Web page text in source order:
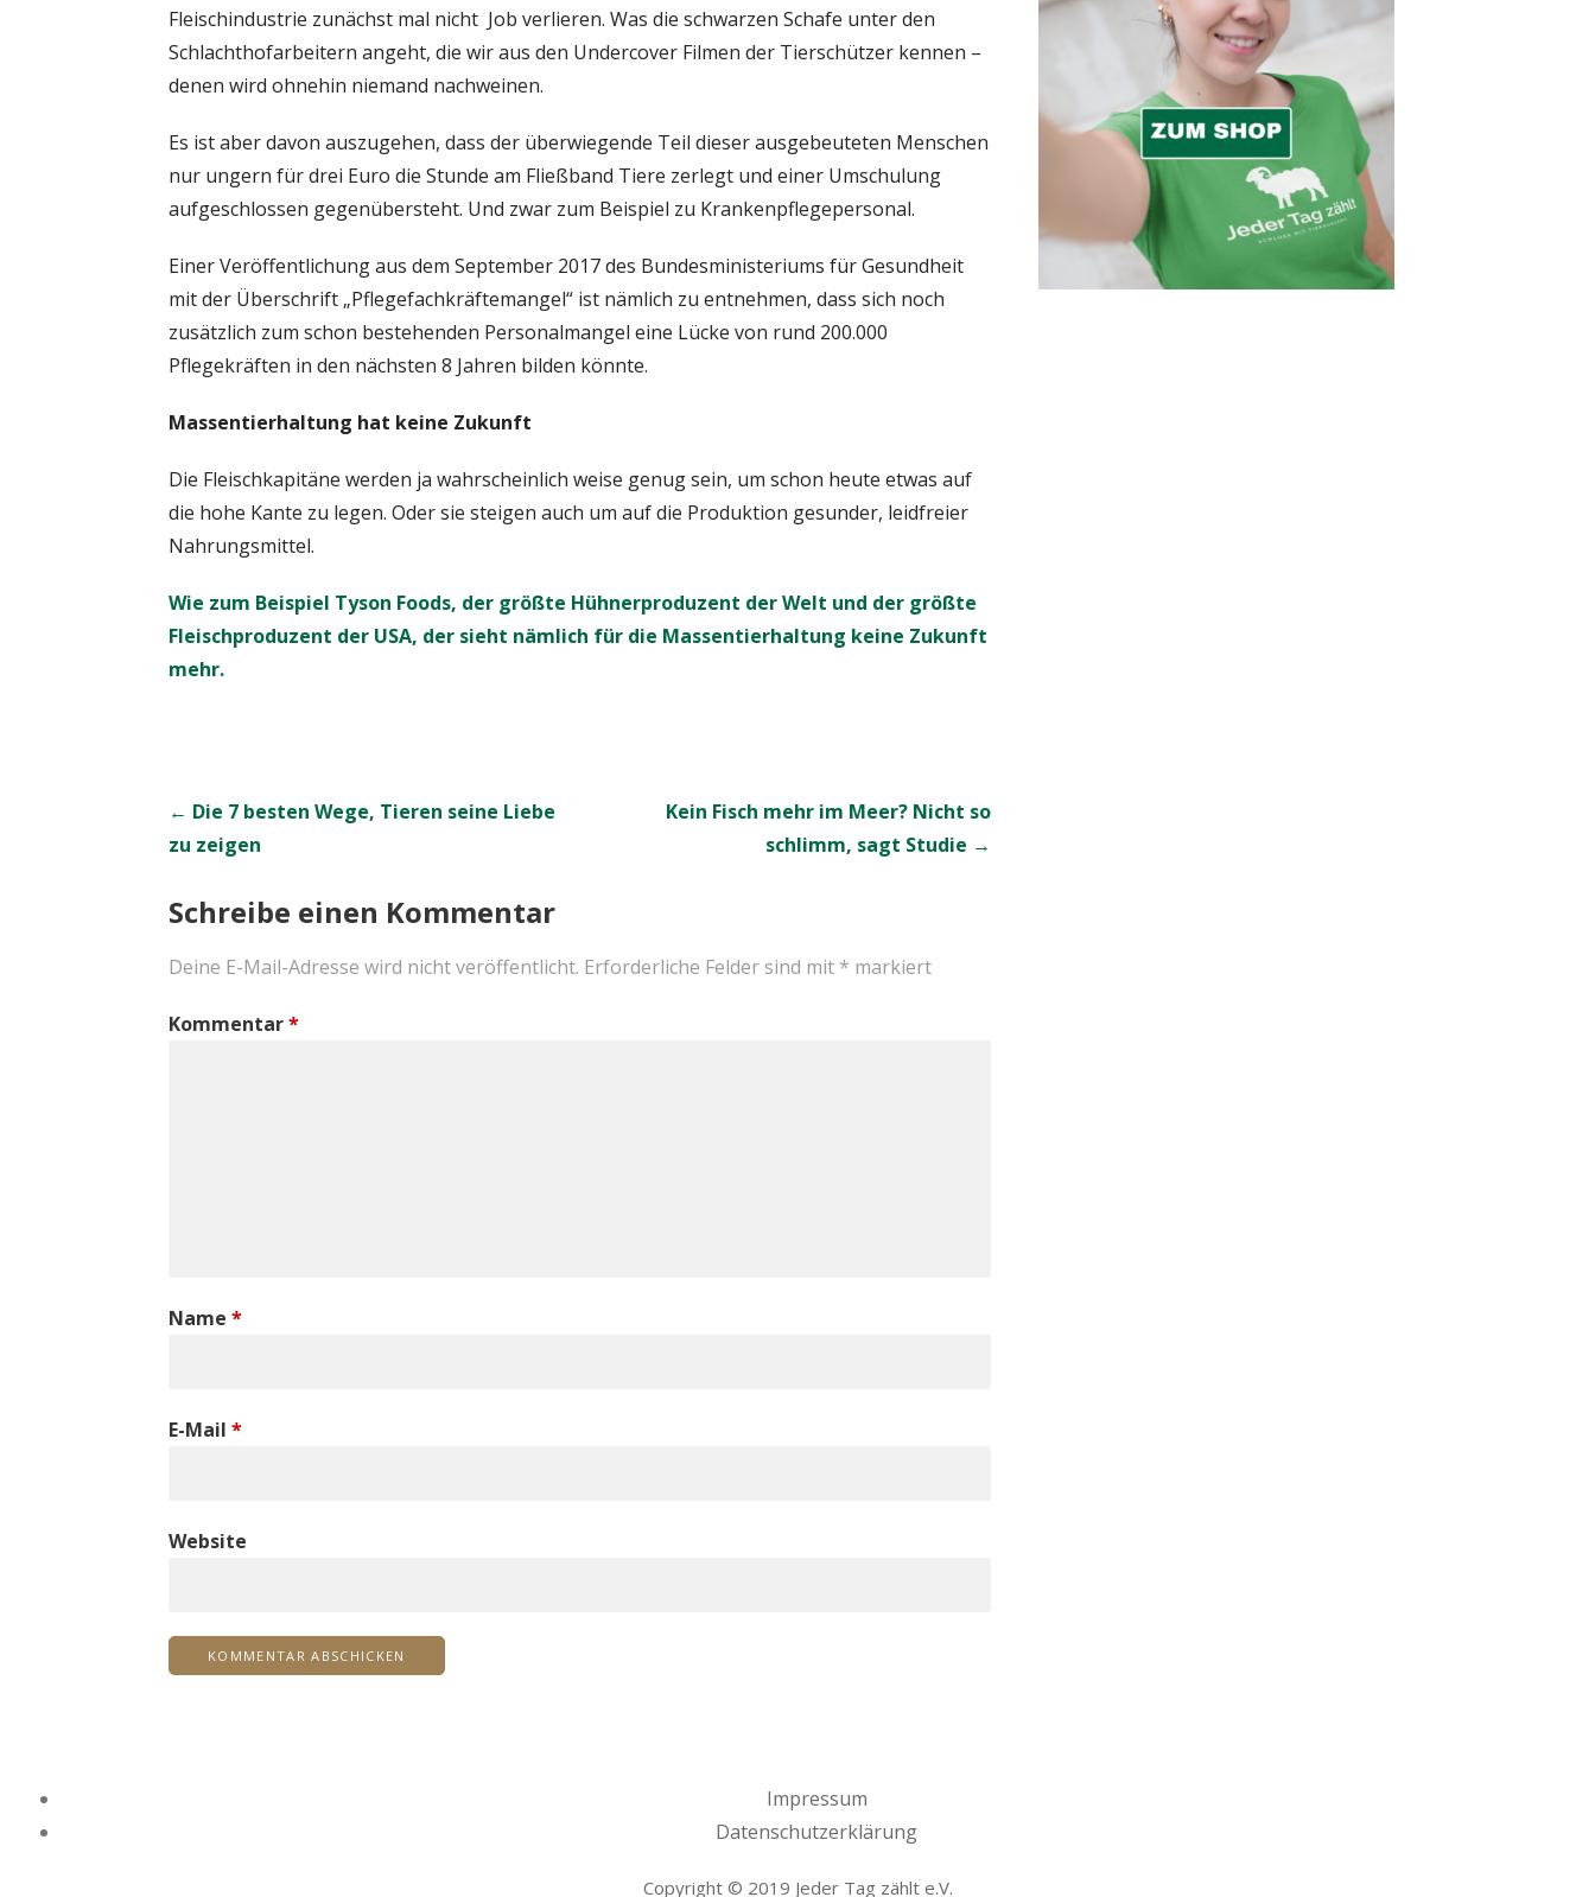
Fleischindustrie zunächst mal nicht Job verlieren. Was die schwarzen Schafe unter den
Schlachthofarbeitern angeht, die wir aus den Undercover Filmen der Tierschützer kennen –
denen wird ohnehin niemand nachweinen.
Es ist aber davon auszugehen, dass der überwiegende Teil dieser ausgebeuteten Menschen
nur ungern für drei Euro die Stunde am Fließband Tiere zerlegt und einer Umschulung
aufgeschlossen gegenübersteht. Und zwar zum Beispiel zu Krankenpflegepersonal.
Einer Veröffentlichung aus dem September 2017 des Bundesministeriums für Gesundheit
mit der Überschrift „Pflegefachkräftemangel“ ist nämlich zu entnehmen, dass sich noch
zusätzlich zum schon bestehenden Personalmangel eine Lücke von rund 200.000
Pflegekräften in den nächsten 8 Jahren bilden könnte.
Massentierhaltung hat keine Zukunft
Die Fleischkapitäne werden ja wahrscheinlich weise genug sein, um schon heute etwas auf
die hohe Kante zu legen. Oder sie steigen auch um auf die Produktion gesunder, leidfreier
Nahrungsmittel.
Wie zum Beispiel Tyson Foods, der größte Hühnerproduzent der Welt und der größte
Fleischproduzent der USA, der sieht nämlich für die Massentierhaltung keine Zukunft
mehr.
Beitrags-
Navigation
← Die 7 besten Wege, Tieren seine Liebe
zu zeigen
Kein Fisch mehr im Meer? Nicht so
schlimm, sagt Studie →
Schreibe einen Kommentar
Deine E-Mail-Adresse wird nicht veröffentlicht. Erforderliche Felder sind mit * markiert
Kommentar*
Name *
E-Mail *
Website
Impressum
Datenschutzerklärung
Copyright © 2019 Jeder Tag zählt e.V.